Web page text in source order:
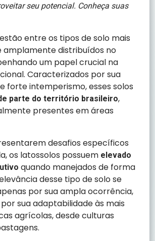
seu potencial. Conheça suas
estão entre os tipos de solo mais
distribuídos no
um papel crucial na
Caracterizados por sua
forte intemperismo, esses solos
parte do território brasileiro,
presentes em áreas
desafios específicos
os latossolos possuem elevado
quando manejados de forma
desse tipo de solo se
por sua ampla ocorrência,
sua adaptabilidade às mais
agrícolas, desde culturas